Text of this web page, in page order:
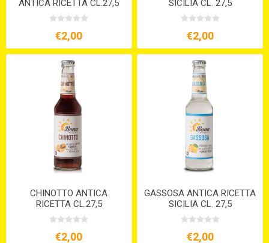
ANTICA RICETTA CL.27,5
€2,00
SICILIA CL. 27,5
€2,00
CHINOTTO ANTICA
RICETTA CL.27,5
€2,00
GASSOSA ANTICA RICETTA
SICILIA CL. 27,5
€2,00